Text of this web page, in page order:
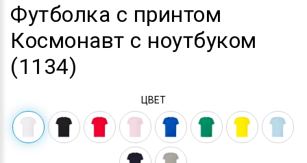
Футболка с принтом
Космонавт с ноутбуком
(1134)
ЦВЕТ